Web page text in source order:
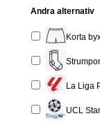
Andra alternativ
Korta
La Liga
UCL